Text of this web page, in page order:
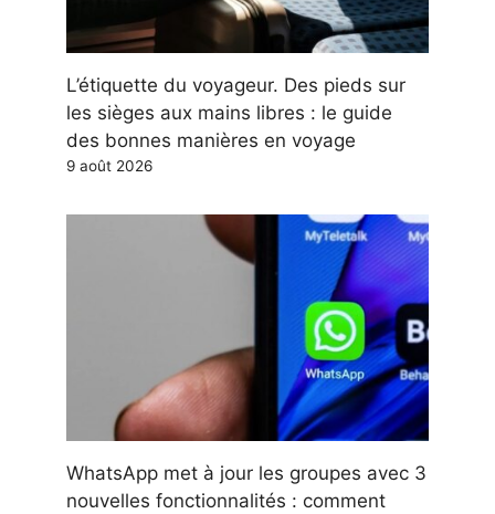
L’étiquette du voyageur. Des pieds sur
les sièges aux mains libres : le guide
des bonnes manières en voyage
9 août 2026
WhatsApp met à jour les groupes avec 3
nouvelles fonctionnalités : comment